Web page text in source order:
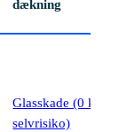
dækning
Glasskade (0 kr.
selvrisiko)